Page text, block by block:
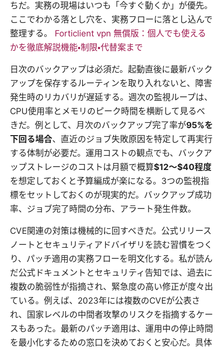
ちだ。実務の現場はいつも「今すぐ動くか」が優先。
ここでわかる落とし穴を、実務フローに落とし込んで
整理する。 Forticlient vpn 無償版：個人でも使える
かを徹底解説機能・制限・代替案まで
日次のバックアップは必須だ。起動直後に最新バック
アップを保存するルーティンを取り入れないと、障害
発生時のリカバリが遅延する。週次の監視ループは、
CPU使用率とメモリのピーク時間を横断して見るべ
きだ。例として、月次のバックアップ完了率が95%を
下回る場合、直近のジョブ失敗原因を特定して再実行
する体制が必要だ。運用コストの観点でも、バックア
ップストレージのコストは月額で概算$12～$40程度
を想定しておくと予算編成が楽になる。3つの監視指
標をセットしておくのが現実的だ。バックアップ成功
率、ジョブ完了時間の分布、アラート発生件数。
CVE関連の対策は機械的に回すべきだ。公式リリース
ノートとセキュリティアドバイザリを読む習慣をつく
り、パッチ適用の実務フローを明文化する。私が読ん
だ公式ドキュメントとセキュリティ告知では、過去に
複数の脆弱性が指摘され、緊急度の高い修正が度々出
ている。例えば、2023年には複数のCVEが公表さ
れ、国家レベルの中間者攻撃のリスクを指摘するケー
スもあった。最新のパッチ適用は、運用中の停止時間
を最小化するための窓口を決めておくと安心だ。具体